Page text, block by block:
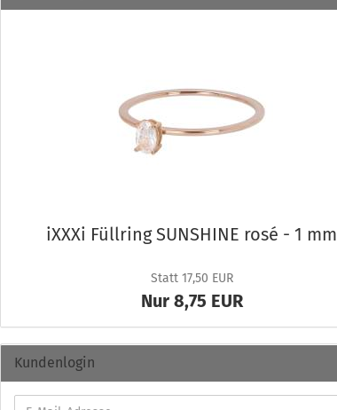
iXXXi Füll­ring SUNSHI­NE rosé - 1 mm
Statt 17,50 EUR
Nur 8,75 EUR
Kundenlogin